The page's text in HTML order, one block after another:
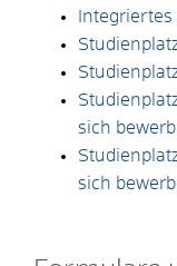
sich
sich